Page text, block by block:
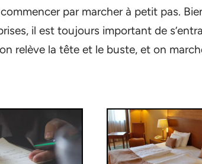
par marcher à petit pas.
il est toujours important de
relève la tête et le buste, et on